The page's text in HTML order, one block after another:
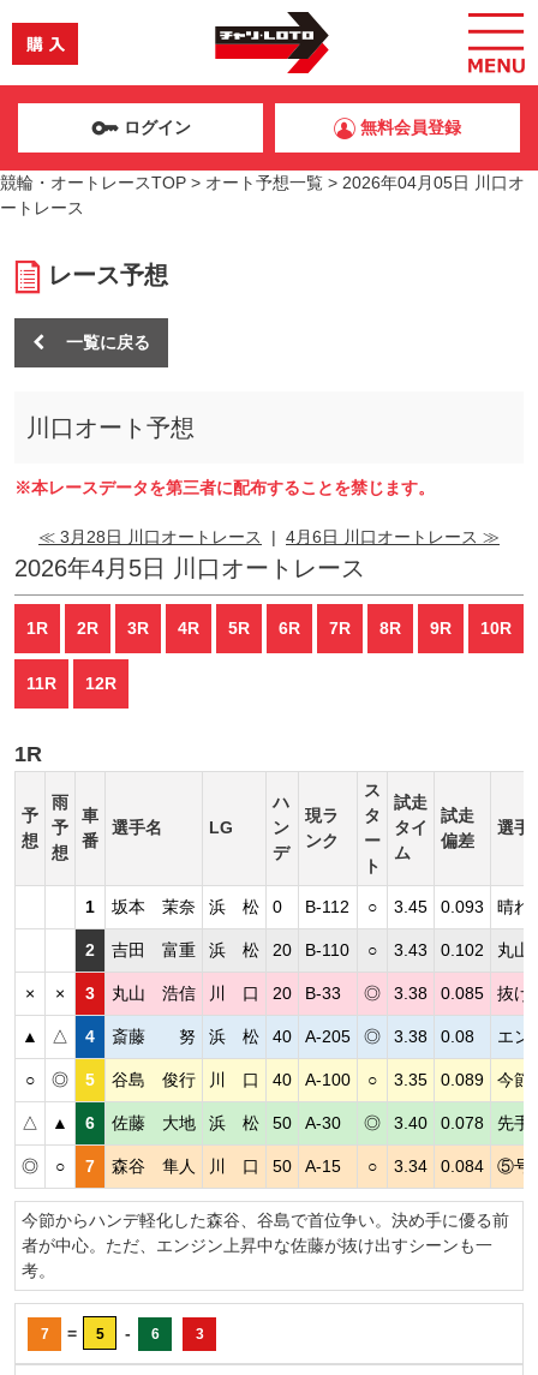
ログイン 無料会員登録
競輪・オートレースTOP > オート予想一覧 > 2026年04月05日 川口オ
ートレース
レース予想
一覧に戻る
川口オート予想
※本レースデータを第三者に配布することを禁じます。
≪ 3月28日 川口オートレース | 4月6日 川口オートレース ≫
2026年4月5日 川口オートレース
1R 2R 3R 4R 5R 6R 7R 8R 9R 10R
11R 12R
1R
予
想
雨
予
想
車
番
選手名 LG
ハ
ン
デ
現ラ
ンク
ス
タ
ー
ト
試走
タイ
ム
試走
偏差
選手
1 坂本 茉奈 浜 松 0 B-112 ○ 3.45 0.093 晴れ
2 吉田 富重 浜 松 20 B-110 ○ 3.43 0.102 丸山
× × 3 丸山 浩信 川 口 20 B-33 ◎ 3.38 0.085 抜け
▲ △ 4 斎藤 努 浜 松 40 A-205 ◎ 3.38 0.08 エン
○ ◎ 5 谷島 俊行 川 口 40 A-100 ○ 3.35 0.089 今節
△ ▲ 6 佐藤 大地 浜 松 50 A-30 ◎ 3.40 0.078 先手
◎ ○ 7 森谷 隼人 川 口 50 A-15 ○ 3.34 0.084 ⑤号
今節からハンデ軽化した森谷、谷島で首位争い。決め手に優る前
者が中心。ただ、エンジン上昇中な佐藤が抜け出すシーンも一
考。
7 = 5 - 6 3